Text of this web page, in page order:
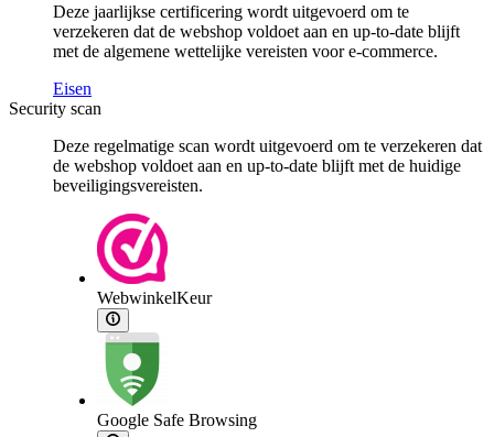
Deze jaarlijkse certificering wordt uitgevoerd om te
verzekeren dat de webshop voldoet aan en up-to-date blijft
met de algemene wettelijke vereisten voor e-commerce.
Eisen
Security scan
Deze regelmatige scan wordt uitgevoerd om te verzekeren dat
de webshop voldoet aan en up-to-date blijft met de huidige
beveiligingsvereisten.
WebwinkelKeur
Google Safe Browsing